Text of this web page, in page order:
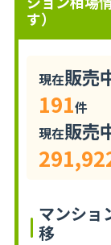
す）
現在販売
191件
現在販売
マンショ
移